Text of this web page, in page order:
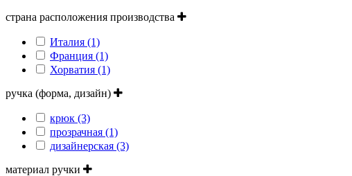
страна расположения производства
Италия (1)
Франция (1)
Хорватия (1)
ручка (форма, дизайн)
крюк (3)
прозрачная (1)
дизайнерская (3)
материал ручки